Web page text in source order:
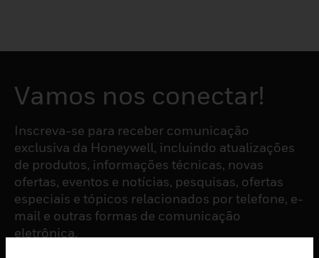
Vamos nos conectar!
Inscreva-se para receber comunicação
exclusiva da Honeywell, incluindo atualizações
de produtos, informações técnicas, novas
ofertas, eventos e notícias, pesquisas, ofertas
especiais e tópicos relacionados por telefone, e-
mail e outras formas de comunicação
eletrônica.